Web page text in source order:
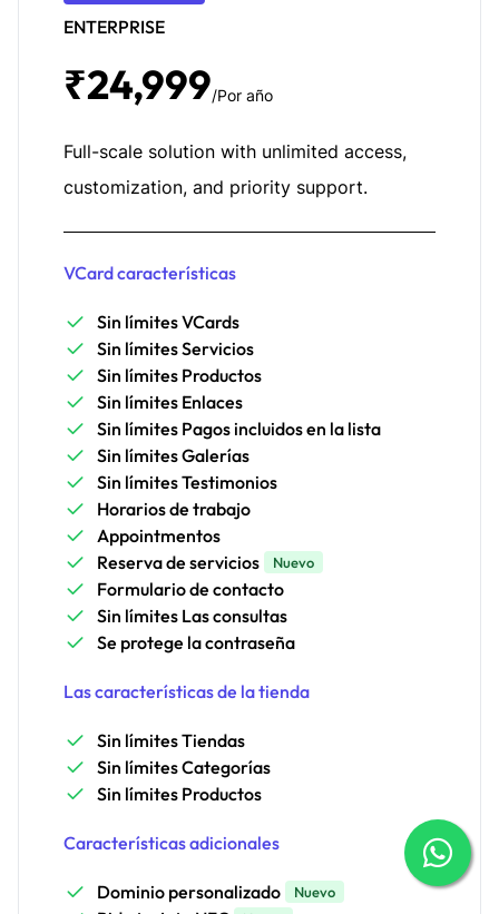
ENTERPRISE
₹24,999/Por año
Full-scale solution with unlimited access,
customization, and priority support.
VCard características
Sin límites VCards
Sin límites Servicios
Sin límites Productos
Sin límites Enlaces
Sin límites Pagos incluidos en la lista
Sin límites Galerías
Sin límites Testimonios
Horarios de trabajo
Appointmentos
Reserva de servicios
Nuevo
Formulario de contacto
Sin límites Las consultas
Se protege la contraseña
Las características de la tienda
Sin límites Tiendas
Sin límites Categorías
Sin límites Productos
Características adicionales
Dominio personalizado Nuevo